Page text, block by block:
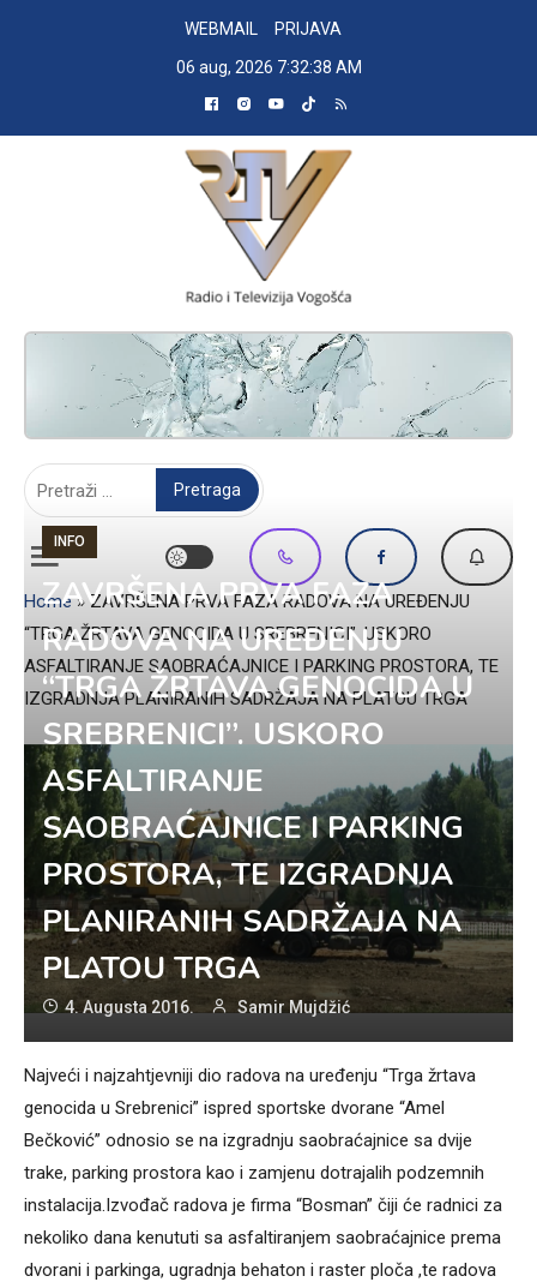
WEBMAIL
PRIJAVA
06 aug, 2026 7:32:39 AM
RADIO TELEVIZIJA VOGOŠĆA
Home»ZAVRŠENA PRVA FAZA RADOVA NA UREĐENJU
“TRGA ŽRTAVA GENOCIDA U SREBRENICI”. USKORO
ASFALTIRANJE SAOBRAĆAJNICE I PARKING PROSTORA, TE
IZGRADNJA PLANIRANIH SADRŽAJA NA PLATOU TRGA
INFO
ZAVRŠENA PRVA FAZA
RADOVA NA UREĐENJU
“TRGA ŽRTAVA GENOCIDA U
SREBRENICI”. USKORO
ASFALTIRANJE
SAOBRAĆAJNICE I PARKING
PROSTORA, TE IZGRADNJA
PLANIRANIH SADRŽAJA NA
PLATOU TRGA
4. Augusta 2016. Samir Mujdžić
Najveći i najzahtjevniji dio radova na uređenju “Trga žrtava
genocida u Srebrenici” ispred sportske dvorane “Amel
Bečković” odnosio se na izgradnju saobraćajnice sa dvije
trake, parking prostora kao i zamjenu dotrajalih podzemnih
instalacija.Izvođač radova je firma “Bosman” čiji će radnici za
nekoliko dana kenututi sa asfaltiranjem saobraćajnice prema
dvorani i parkinga, ugradnja behaton i raster ploča ,te radova